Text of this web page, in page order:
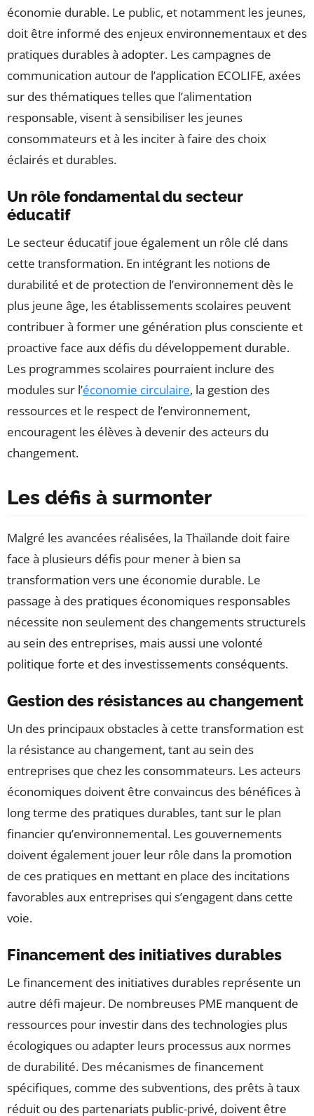
économie durable. Le public, et notamment les jeunes,
doit être informé des enjeux environnementaux et des
pratiques durables à adopter. Les campagnes de
communication autour de l’application ECOLIFE, axées
sur des thématiques telles que l’alimentation
responsable, visent à sensibiliser les jeunes
consommateurs et à les inciter à faire des choix
éclairés et durables.
Un rôle fondamental du secteur
éducatif
Le secteur éducatif joue également un rôle clé dans
cette transformation. En intégrant les notions de
durabilité et de protection de l’environnement dès le
plus jeune âge, les établissements scolaires peuvent
contribuer à former une génération plus consciente et
proactive face aux défis du développement durable.
Les programmes scolaires pourraient inclure des
modules sur l’économie circulaire, la gestion des
ressources et le respect de l’environnement,
encouragent les élèves à devenir des acteurs du
changement.
Les défis à surmonter
Malgré les avancées réalisées, la Thaïlande doit faire
face à plusieurs défis pour mener à bien sa
transformation vers une économie durable. Le
passage à des pratiques économiques responsables
nécessite non seulement des changements structurels
au sein des entreprises, mais aussi une volonté
politique forte et des investissements conséquents.
Gestion des résistances au changement
Un des principaux obstacles à cette transformation est
la résistance au changement, tant au sein des
entreprises que chez les consommateurs. Les acteurs
économiques doivent être convaincus des bénéfices à
long terme des pratiques durables, tant sur le plan
financier qu’environnemental. Les gouvernements
doivent également jouer leur rôle dans la promotion
de ces pratiques en mettant en place des incitations
favorables aux entreprises qui s’engagent dans cette
voie.
Financement des initiatives durables
Le financement des initiatives durables représente un
autre défi majeur. De nombreuses PME manquent de
ressources pour investir dans des technologies plus
écologiques ou adapter leurs processus aux normes
de durabilité. Des mécanismes de financement
spécifiques, comme des subventions, des prêts à taux
réduit ou des partenariats public-privé, doivent être